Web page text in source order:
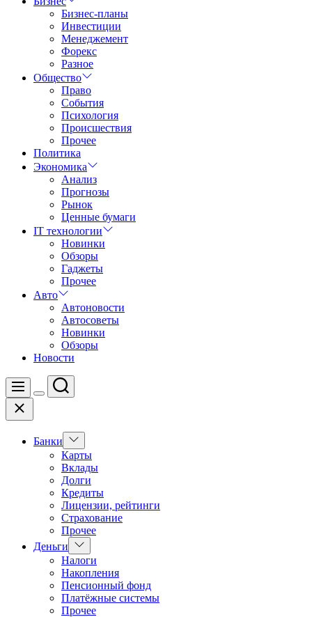
Бизнес-планы
Инвестиции
Менеджемент
Форекс
Разное
Общество
Право
События
Психология
Происшествия
Прочее
Политика
Экономика
Анализ
Прогнозы
Рынок
Ценные бумаги
IT технологии
Новинки
Обзоры
Гаджеты
Прочее
Авто
Автоновости
Автосоветы
Новинки
Обзоры
Новости
Меню
Цвет
Поиск
Закрыть
Банки
Показать
подменю
Карты
Вклады
Долги
Кредиты
Лицензии, рейтинги
Страхование
Прочее
Деньги
Показать
подменю
Налоги
Накопления
Пенсионный фонд
Платёжные системы
Прочее